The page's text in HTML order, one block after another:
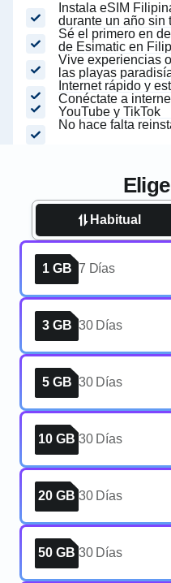
Instala eSIM
durante un año sin
Sé el primero en
de Esimatic en
Vive experiencias
las playas
Internet rápido y
Conéctate a
YouTube y TikTok
No hace falta
Habitual
1 GB 7 Días
3 GB 30 Días
5 GB 30 Días
10 GB 30 Días
20 GB 30 Días
50 GB 30 Días